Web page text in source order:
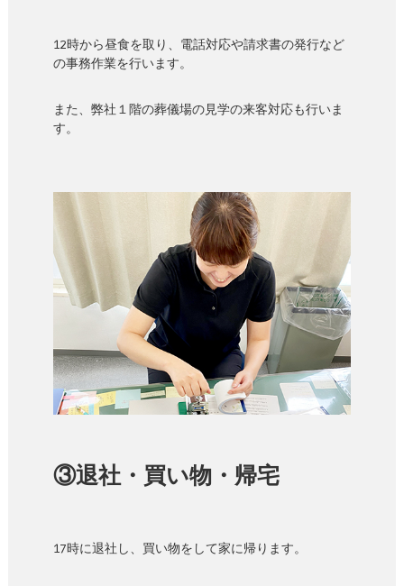
12時から昼食を取り、電話対応や請求書の発行など
の事務作業を行います。
また、弊社１階の葬儀場の見学の来客対応も行いま
す。
③退社・買い物・帰宅
17時に退社し、買い物をして家に帰ります。